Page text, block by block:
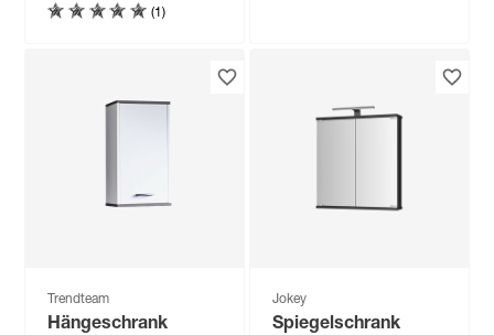
(1)
Trendteam
Hängeschrank
Jokey
Spiegelschrank